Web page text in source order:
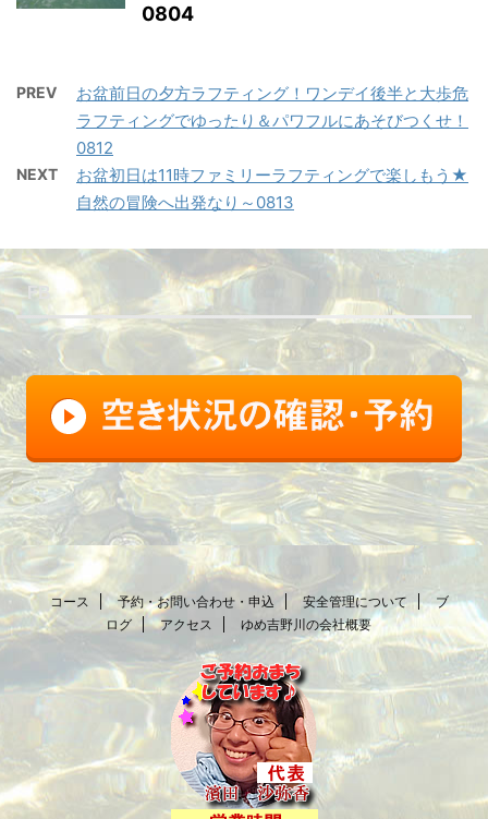
0804
PREV
お盆前日の夕方ラフティング！ワンデイ後半と大歩危
ラフティングでゆったり＆パワフルにあそびつくせ！
0812
NEXT
お盆初日は11時ファミリーラフティングで楽しもう★
自然の冒険へ出発なり～0813
FB
コース 予約・お問い合わせ・申込 安全管理について
ブ
ログ
アクセス ゆめ吉野川の会社概要